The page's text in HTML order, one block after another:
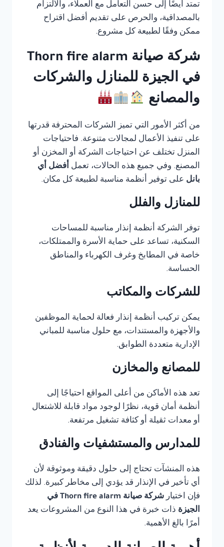
تمتد أيضًا إلى حسن التعامل مع العملاء، والالتزام
بالمصداقية، والحرص على تقديم أفضل اقتراح
ممكن وفقًا لطبيعة كل مشروع.
شركة صيانة Thorn fire alarm
في الجيزة للمنازل والشركات
والمصانع
من أكثر الأمور التي تميز الشركات المحترفة قدرتها
على تنفيذ الأعمال لمجالات متنوعة. فاحتياجات
المنزل تختلف عن احتياجات الشركة أو المخزن أو
المصنع. وفي جميع هذه الحالات، تعمل أفضل أي
بانل على توفير أنظمة مناسبة لطبيعة كل مكان.
للمنازل والفلل
توفر الشركة أنظمة إنذار مناسبة للمساحات
السكنية، تساعد على حماية الأسرة والممتلكات،
خاصة في المطابخ وغرف الكهرباء والمناطق
الحساسة.
للشركات والمكاتب
يمكن تركيب أنظمة إنذار فعالة لحماية الموظفين
والأجهزة والمستندات، مع حلول مناسبة للمباني
الإدارية متعددة الطوابق.
للمصانع والمخازن
تعد هذه الأماكن من أعلى المواقع احتياجًا إلى
أنظمة أمان قوية، نظرًا لوجود مواد قابلة للاشتعال
أو معدات ثقيلة أو كثافة تشغيل مرتفعة.
للمدارس والمستشفيات والفنادق
هذه المنشآت تحتاج إلى حلول دقيقة وموثوقة لأن
أي تأخير في الإنذار قد يؤدي إلى مخاطر كبيرة. لذلك
فإن اختيار
شركة صيانة Thorn fire alarm في
الجيزة ذات خبرة في هذا النوع من المشروعات يعد
أمرًا بالغ الأهمية.